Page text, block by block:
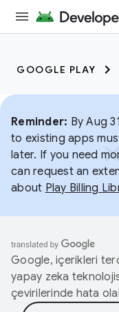
GOOGLE PLAY
Reminder: By Aug
to existing apps
later. If you need
can request an
about Play Billing
Google, içerikleri
yapay zeka
çevirilerinde hata